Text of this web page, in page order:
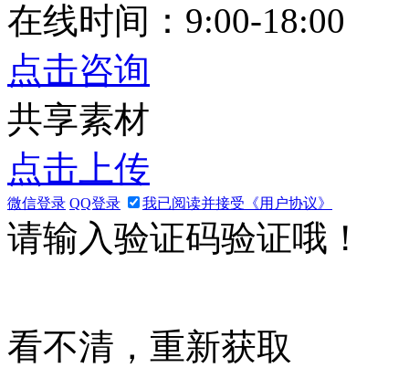
在线时间：9:00-18:00
点击咨询
共享素材
点击上传
微信登录 QQ登录 我已阅读并接受《用户协议》
请输入验证码验证哦！
看不清，重新获取